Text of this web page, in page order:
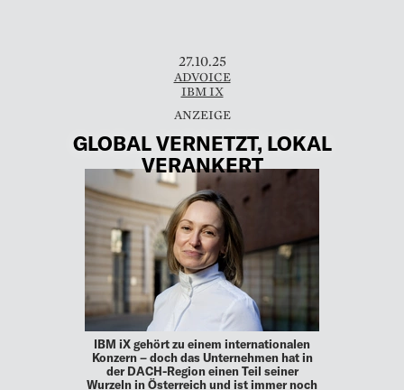
27.10.25
ADVOICE
IBM IX
GLOBAL VERNETZT, LOKAL
VERANKERT
IBM iX gehört zu einem internationalen
Konzern – doch das Unternehmen hat in
der DACH-Region einen Teil seiner
Wurzeln in Österreich und ist immer noch